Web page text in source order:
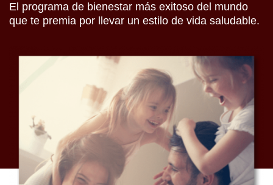
El programa de bienestar más exitoso del mundo
que te premia por llevar un estilo de vida saludable.